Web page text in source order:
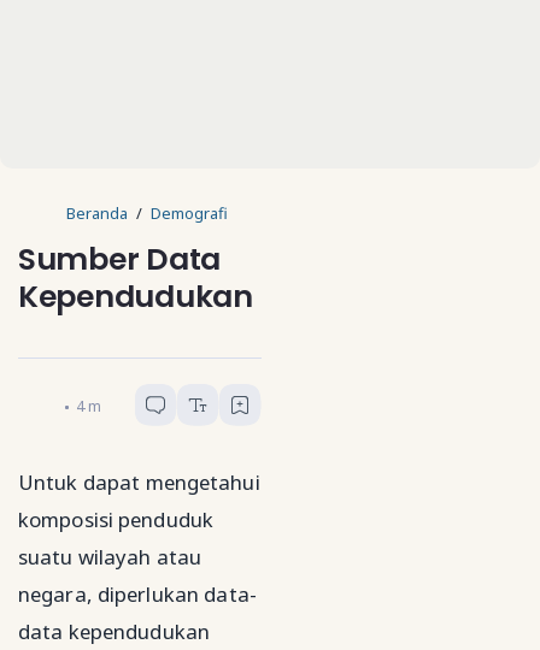
Beranda Demografi
Sumber Data
Kependudukan
Geograf Muda
4menit baca
Untuk dapat mengetahui
komposisi penduduk
suatu wilayah atau
negara, diperlukan data-
data kependudukan